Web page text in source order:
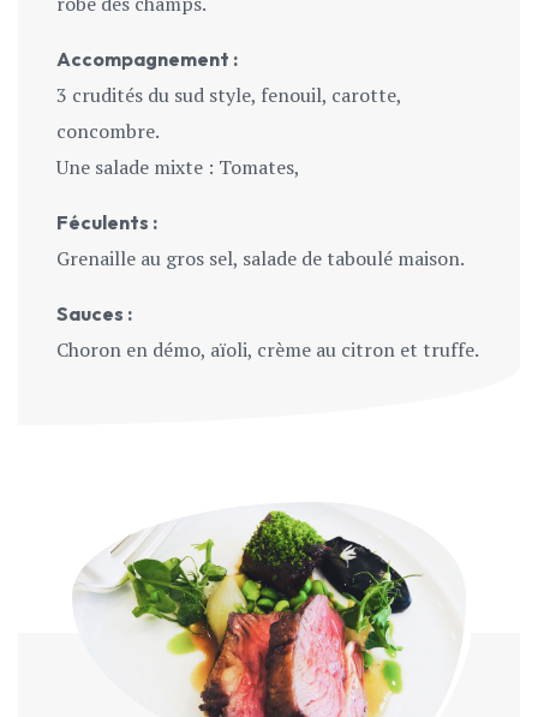
Accompagnement :
3 crudités du sud style, fenouil, carotte,
concombre.
Une salade mixte : Tomates,
Féculents :
Grenaille au gros sel, salade de taboulé maison.
Sauces :
Choron en démo, aïoli, crème au citron et truffe.